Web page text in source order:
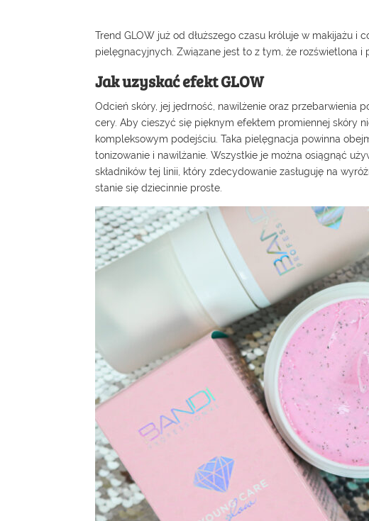
Trend GLOW już od dłuższego czasu króluje w makijażu
pielęgnacyjnych. Związane jest to z tym, że rozświetlona i
Jak uzyskać efekt GLOW
Odcień skóry, jej jędrność, nawilżenie oraz przebarwienia
cery. Aby cieszyć się pięknym efektem promiennej skóry
kompleksowym podejściu. Taka pielęgnacja powinna
tonizowanie i nawilżanie. Wszystkie je można osiągnąć
składników tej linii, który zdecydowanie zasługuję na
stanie się dziecinnie proste.